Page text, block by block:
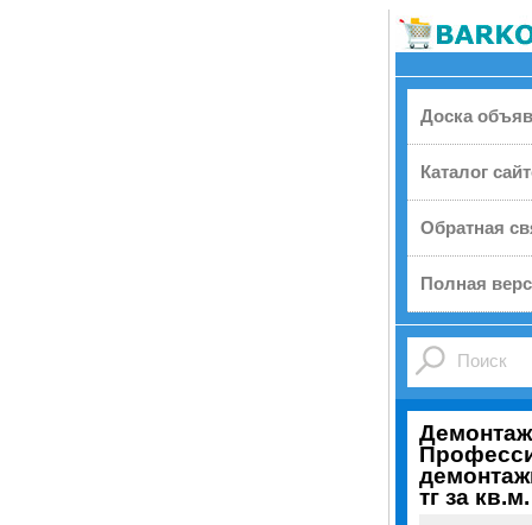
Доска
Каталог
Обратная
Полная
тг за кв.м.